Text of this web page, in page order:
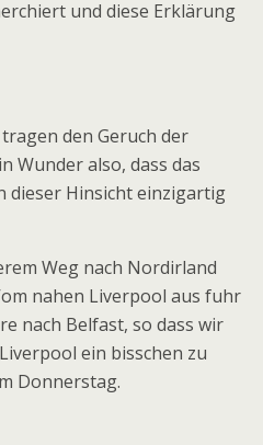
und diese Erklärung
den Geruch der
Wunder also, dass das
dieser Hinsicht einzigartig
Weg nach Nordirland
nahen Liverpool aus fuhr
nach Belfast, so dass wir
ein bisschen zu
Donnerstag.